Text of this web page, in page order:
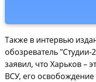
Также в интервью
обозреватель "Студии-
заявил, что Харьков –
ВСУ, его освобождение